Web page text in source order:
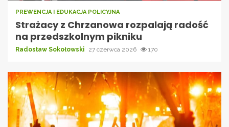
PREWENCJA I EDUKACJA POLICYJNA
Strażacy z Chrzanowa rozpalają radość
na przedszkolnym pikniku
Radosław Sokołowski 27 czerwca 2026 170